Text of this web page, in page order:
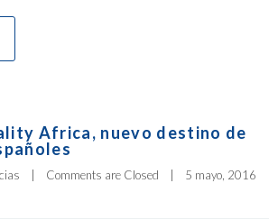
Africa, nuevo destino de
Comments are Closed